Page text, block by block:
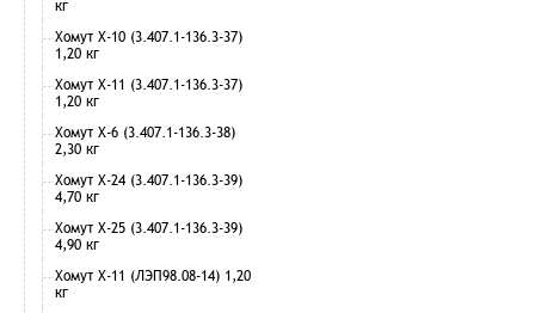
кг
Хомут Х-10 (3.407.1-136.3-37)
1,20 кг
Хомут Х-11 (3.407.1-136.3-37)
1,20 кг
Хомут Х-6 (3.407.1-136.3-38)
2,30 кг
Хомут Х-24 (3.407.1-136.3-39)
4,70 кг
Хомут Х-25 (3.407.1-136.3-39)
4,90 кг
Хомут Х-11 (ЛЭП98.08-14) 1,20
кг